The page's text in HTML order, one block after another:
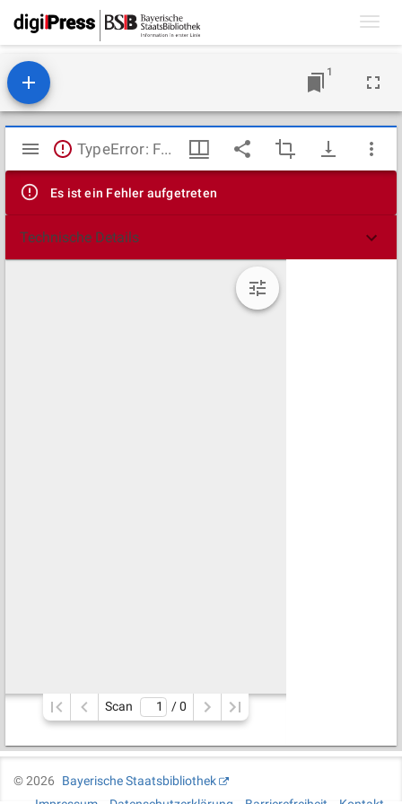
1
Mirador
Viewer
TypeError: Failed to fetch
Es ist ein Fehler aufgetreten
Technische Details
Scan / 0
©2026
Bayerische Staatsbibliothek